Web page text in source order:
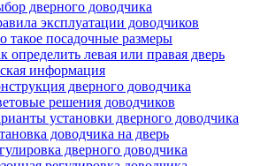
дверного доводчика
эксплуатации доводчиков
такое посадочные размеры
определить левая или правая дверь
информация
дверного доводчика
решения доводчиков
установки дверного доводчика
доводчика на дверь
дверного доводчика